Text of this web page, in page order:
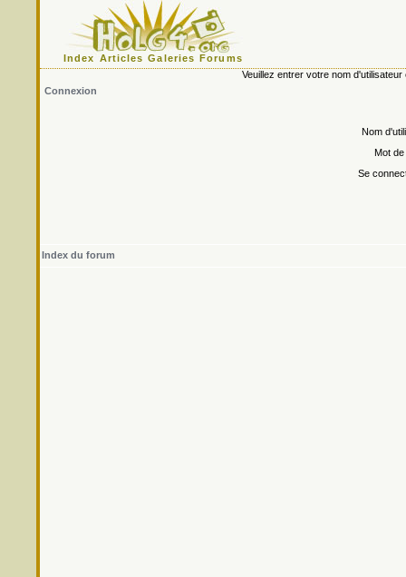
Index Articles Galeries Forums
Veuillez entrer votre nom
Connexion
Nom
Mot
Se
Index du forum